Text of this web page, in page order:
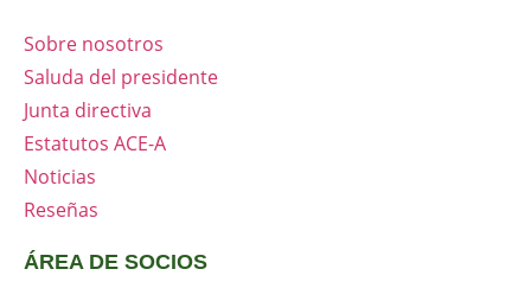
Sobre nosotros
Saluda del presidente
Junta directiva
Estatutos ACE-A
Noticias
Reseñas
ÁREA DE SOCIOS